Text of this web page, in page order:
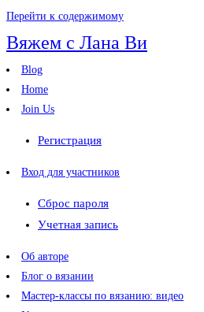
Перейти к содержимому
Вяжем с Лана Ви
Blog
Home
Join Us
Регистрация
Вход для участников
Сброс пароля
Учетная запись
Об авторе
Блог о вязании
Мастер-классы по вязанию: видео